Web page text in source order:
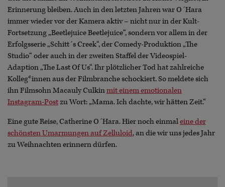
Erinnerung bleiben. Auch in den letzten Jahren war O´Hara
immer wieder vor der Kamera aktiv – nicht nur in der Kult-
Fortsetzung „Beetlejuice Beetlejuice“, sondern vor allem in der
Erfolgsserie „Schitt´s Creek“, der Comedy-Produktion „The
Studio“ oder auch in der zweiten Staffel der Videospiel-
Adaption „The Last Of Us“. Ihr plötzlicher Tod hat zahlreiche
Kolleg*innen aus der Filmbranche schockiert. So meldete sich
ihn Filmsohn Macauly Culkinmit einem emotionalen
Instagram-Postzu Wort: „Mama. Ich dachte, wir hätten Zeit.“
Eine gute Reise, Catherine O´Hara. Hier noch einmaleine der
schönsten Umarmungen auf Zelluloid, an die wir uns jedes Jahr
zu Weihnachten erinnern dürfen.